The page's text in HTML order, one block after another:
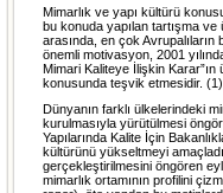
Mimarlık ve yapı kültürü
bu konuda yapılan tartışma ve
arasında, en çok
önemli motivasyon, 2001
Mimari Kaliteye İlişkin
konusunda teşvik etmesidir. (1)
Dünyanın farklı ülkelerindeki
kurulmasıyla yürütülmesi
Yapılarında Kalite İçin
kültürünü yükseltmeyi
gerçekleştirilmesini öngören
mimarlık ortamının profilini